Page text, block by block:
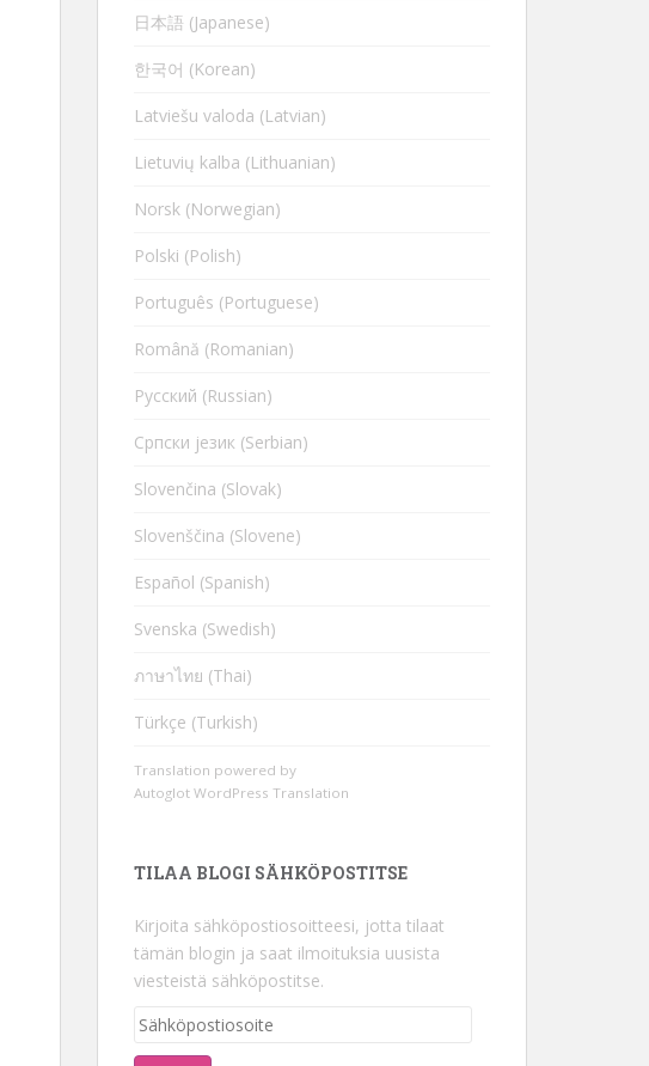
日本語 (Japanese)
한국어 (Korean)
Latviešu valoda (Latvian)
Lietuvių kalba (Lithuanian)
Norsk (Norwegian)
Polski (Polish)
Português (Portuguese)
Română (Romanian)
Русский (Russian)
Cрпски језик (Serbian)
Slovenčina (Slovak)
Slovenščina (Slovene)
Español (Spanish)
Svenska (Swedish)
ภาษาไทย (Thai)
Türkçe (Turkish)
Translation powered by
Autoglot WordPress Translation
TILAA BLOGI SÄHKÖPOSTITSE
Kirjoita sähköpostiosoitteesi, jotta tilaat
tämän blogin ja saat ilmoituksia uusista
viesteistä sähköpostitse.
Sähköpostiosoite